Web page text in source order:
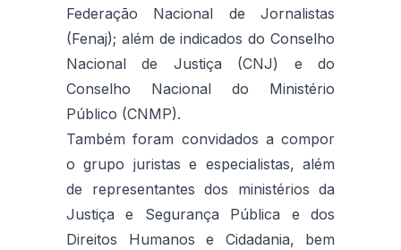
Federação Nacional de Jornalistas
(Fenaj); além de indicados do Conselho
Nacional de Justiça (CNJ) e do
Conselho Nacional do Ministério
Público (CNMP).
Também foram convidados a compor
o grupo juristas e especialistas, além
de representantes dos ministérios da
Justiça e Segurança Pública e dos
Direitos Humanos e Cidadania, bem